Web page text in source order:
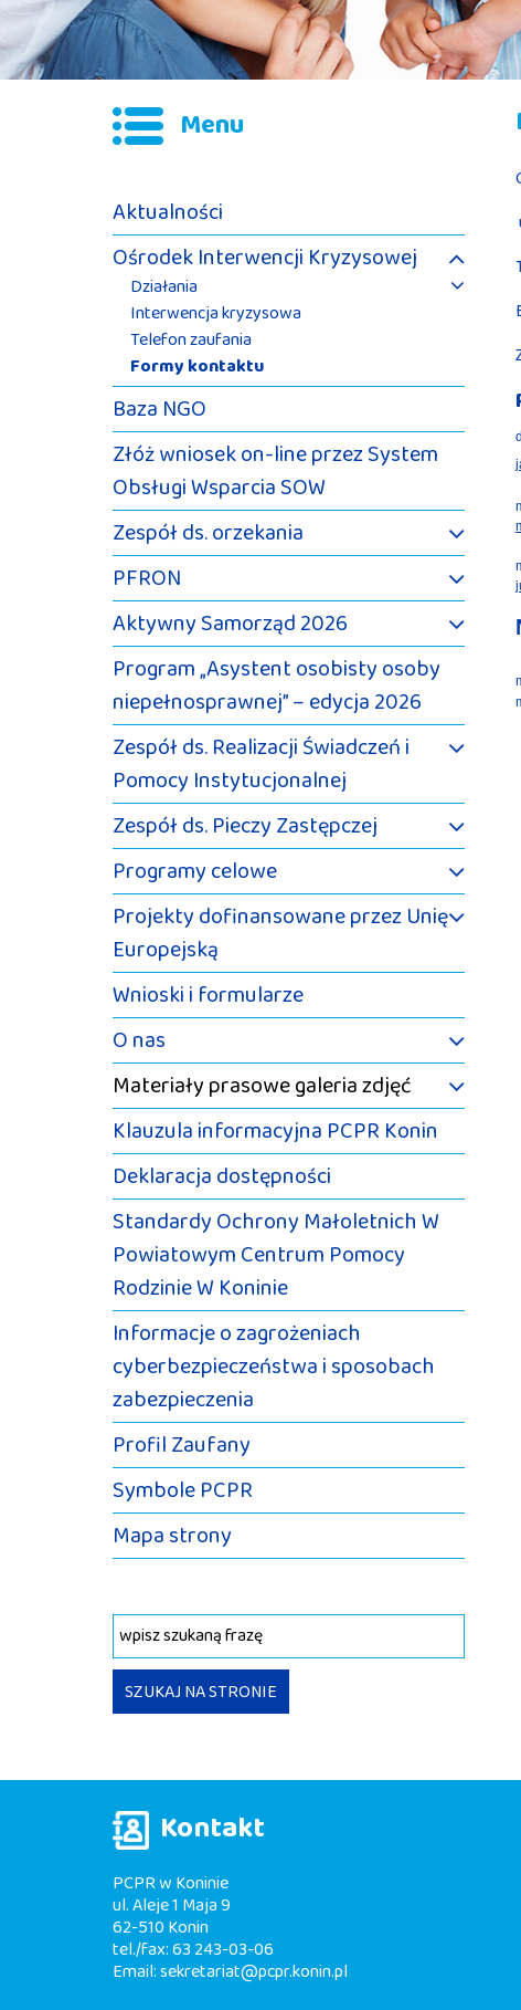
Menu
Aktualności
Ośrodek Interwencji Kryzysowej
Działania
Interwencja kryzysowa
Telefon zaufania
Formy kontaktu
Baza NGO
Złóż wniosek on-line przez System
Obsługi Wsparcia SOW
Zespół ds. orzekania
PFRON
Aktywny Samorząd 2026
Program „Asystent osobisty osoby
niepełnosprawnej” – edycja 2026
Zespół ds. Realizacji Świadczeń i
Pomocy Instytucjonalnej
Zespół ds. Pieczy Zastępczej
Programy celowe
Projekty dofinansowane przez Unię
Europejską
Wnioski i formularze
O nas
Materiały prasowe galeria zdjęć
Klauzula informacyjna PCPR Konin
Deklaracja dostępności
Standardy Ochrony Małoletnich W
Powiatowym Centrum Pomocy
Rodzinie W Koninie
Informacje o zagrożeniach
cyberbezpieczeństwa i sposobach
zabezpieczenia
Profil Zaufany
Symbole PCPR
Mapa strony
Wyszukiwana fraza
SZUKAJ NA STRONIE
Kontakt
PCPR w Koninie
ul. Aleje 1 Maja 9
62-510 Konin
tel./fax: 63 243-03-06
Email:sekretariat@pcpr.konin.pl